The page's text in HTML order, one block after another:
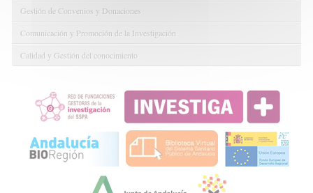
Gestión de Convenios y Donaciones
Comunicación y Promoción de la Investigación
Calidad y Gestión del conocimiento